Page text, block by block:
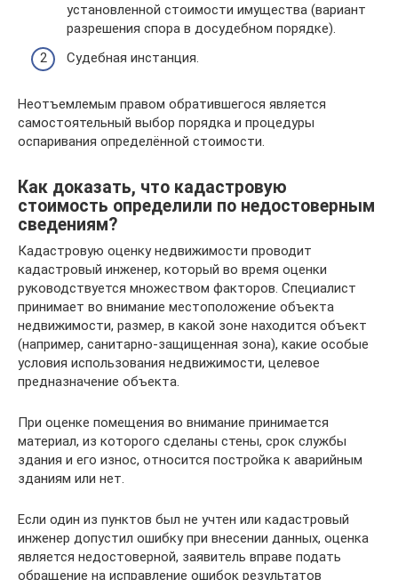
установленной стоимости имущества (вариант
разрешения спора в досудебном порядке).
Судебная инстанция.
Неотъемлемым правом обратившегося является
самостоятельный выбор порядка и процедуры
оспаривания определённой стоимости.
Как доказать, что кадастровую
стоимость определили по недостоверным
сведениям?
Кадастровую оценку недвижимости проводит
кадастровый инженер, который во время оценки
руководствуется множеством факторов. Специалист
принимает во внимание местоположение объекта
недвижимости, размер, в какой зоне находится объект
(например, санитарно-защищенная зона), какие особые
условия использования недвижимости, целевое
предназначение объекта.
При оценке помещения во внимание принимается
материал, из которого сделаны стены, срок службы
здания и его износ, относится постройка к аварийным
зданиям или нет.
Если один из пунктов был не учтен или кадастровый
инженер допустил ошибку при внесении данных, оценка
является недостоверной, заявитель вправе подать
обращение на исправление ошибок результатов